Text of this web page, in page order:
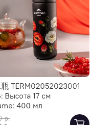
TERM02052023001
Высота 17 см
400 мл
р.